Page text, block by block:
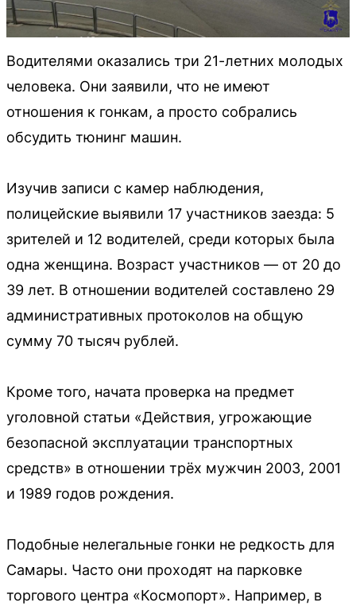
Водителями оказались три 21-летних молодых
человека. Они заявили, что не имеют
отношения к гонкам, а просто собрались
обсудить тюнинг машин.
Изучив записи с камер наблюдения,
полицейские выявили 17 участников заезда: 5
зрителей и 12 водителей, среди которых была
одна женщина. Возраст участников — от 20 до
39 лет. В отношении водителей составлено 29
административных протоколов на общую
сумму 70 тысяч рублей.
Кроме того, начата проверка на предмет
уголовной статьи «Действия, угрожающие
безопасной эксплуатации транспортных
средств» в отношении трёх мужчин 2003, 2001
и 1989 годов рождения.
Подобные нелегальные гонки не редкость для
Самары. Часто они проходят на парковке
торгового центра «Космопорт». Например, в